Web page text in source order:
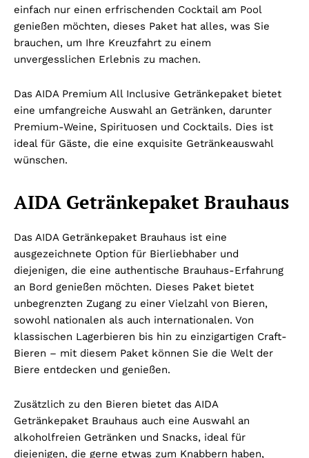
einfach nur einen erfrischenden Cocktail am Pool
genießen möchten, dieses Paket hat alles, was Sie
brauchen, um Ihre Kreuzfahrt zu einem
unvergesslichen Erlebnis zu machen.
Das AIDA Premium All Inclusive Getränkepaket bietet
eine umfangreiche Auswahl an Getränken, darunter
Premium-Weine, Spirituosen und Cocktails. Dies ist
ideal für Gäste, die eine exquisite Getränkeauswahl
wünschen.
AIDA Getränkepaket Brauhaus
Das AIDA Getränkepaket Brauhaus ist eine
ausgezeichnete Option für Bierliebhaber und
diejenigen, die eine authentische Brauhaus-Erfahrung
an Bord genießen möchten. Dieses Paket bietet
unbegrenzten Zugang zu einer Vielzahl von Bieren,
sowohl nationalen als auch internationalen. Von
klassischen Lagerbieren bis hin zu einzigartigen Craft-
Bieren – mit diesem Paket können Sie die Welt der
Biere entdecken und genießen.
Zusätzlich zu den Bieren bietet das AIDA
Getränkepaket Brauhaus auch eine Auswahl an
alkoholfreien Getränken und Snacks, ideal für
diejenigen, die gerne etwas zum Knabbern haben,